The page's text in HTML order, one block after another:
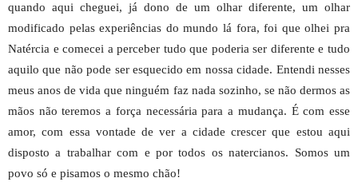
quando aqui cheguei, já dono de um olhar diferente, um olhar
modificado pelas experiências do mundo lá fora, foi que olhei pra
Natércia e comecei a perceber tudo que poderia ser diferente e tudo
aquilo que não pode ser esquecido em nossa cidade. Entendi nesses
meus anos de vida que ninguém faz nada sozinho, se não dermos as
mãos não teremos a força necessária para a mudança. É com esse
amor, com essa vontade de ver a cidade crescer que estou aqui
disposto a trabalhar com e por todos os natercianos. Somos um
povo só e pisamos o mesmo chão!